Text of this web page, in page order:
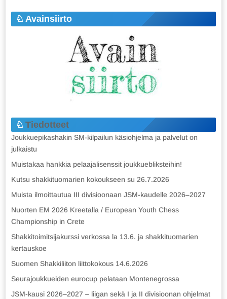
Avainsiirto
Tiedotteet
Joukkuepikashakin SM-kilpailun käsiohjelma ja palvelut on
julkaistu
Muistakaa hankkia pelaajalisenssit joukkuebliksteihin!
Kutsu shakkituomarien kokoukseen su 26.7.2026
Muista ilmoittautua III divisioonaan JSM-kaudelle 2026–2027
Nuorten EM 2026 Kreetalla / European Youth Chess
Championship in Crete
Shakkitoimitsijakurssi verkossa la 13.6. ja shakkituomarien
kertauskoe
Suomen Shakkiliiton liittokokous 14.6.2026
Seurajoukkueiden eurocup pelataan Montenegrossa
JSM-kausi 2026–2027 – liigan sekä I ja II divisioonan ohjelmat